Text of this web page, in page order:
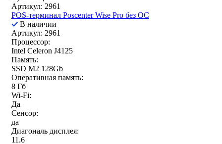
Артикул: 2961
POS-терминал Poscenter Wise Pro без ОС
В наличии
Артикул: 2961
Процессор:
Intel Celeron J4125
Память:
SSD M2 128Gb
Оперативная память:
8 Гб
Wi-Fi:
Да
Сенсор:
да
Диагональ дисплея:
11.6